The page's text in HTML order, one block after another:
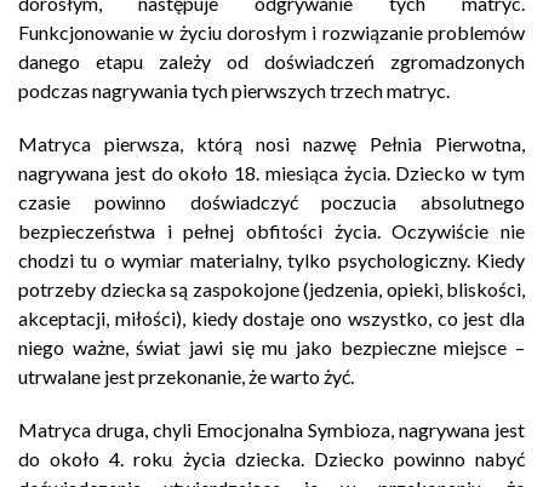
Funkcjonowanie w życiu dorosłym i rozwiązanie problemów
danego etapu zależy od doświadczeń zgromadzonych
podczas nagrywania tych pierwszych trzech matryc.
Matryca pierwsza, którą nosi nazwę Pełnia Pierwotna,
nagrywana jest do około 18. miesiąca życia. Dziecko w tym
czasie powinno doświadczyć poczucia absolutnego
bezpieczeństwa i pełnej obfitości życia. Oczywiście nie
chodzi tu o wymiar materialny, tylko psychologiczny. Kiedy
potrzeby dziecka są zaspokojone (jedzenia, opieki, bliskości,
akceptacji, miłości), kiedy dostaje ono wszystko, co jest dla
niego ważne, świat jawi się mu jako bezpieczne miejsce –
utrwalane jest przekonanie, że warto żyć.
Matryca druga, chyli Emocjonalna Symbioza, nagrywana jest
do około 4. roku życia dziecka. Dziecko powinno nabyć